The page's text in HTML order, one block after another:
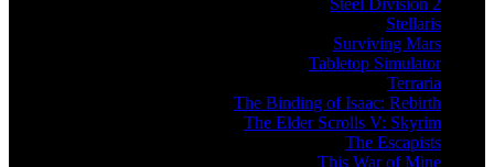
Steel Division 2
Stellaris
Surviving Mars
Tabletop Simulator
Terraria
The Binding of Isaac: Rebirth
The Elder Scrolls V: Skyrim
The Escapists
This War of Mine